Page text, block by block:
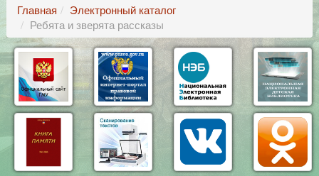
Главная
Электронный каталог
Ребята и зверята рассказы